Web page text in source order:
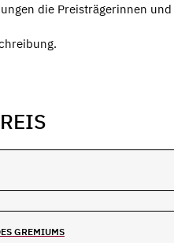
die Preisträgerinnen
GREMIUMS